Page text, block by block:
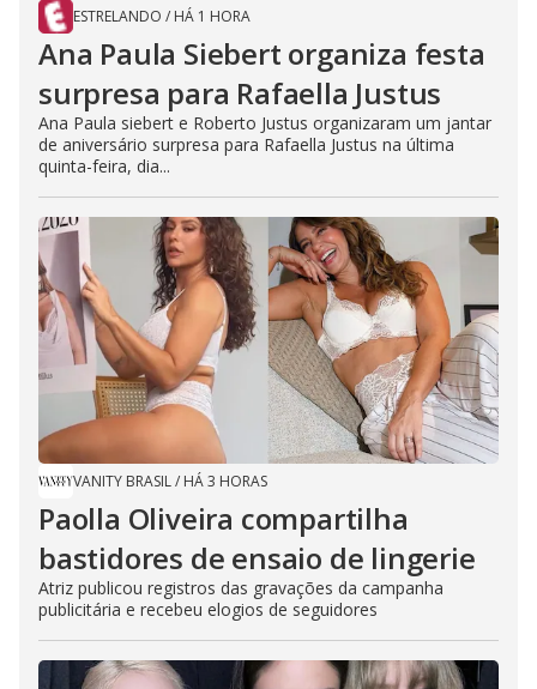
ESTRELANDO / HÁ 1 HORA
Ana Paula Siebert organiza festa
surpresa para Rafaella Justus
Ana Paula siebert e Roberto Justus organizaram um jantar
de aniversário surpresa para Rafaella Justus na última
quinta-feira, dia...
VANITY BRASIL/ HÁ 3 HORAS
Paolla Oliveira compartilha
bastidores de ensaio de lingerie
Atriz publicou registros das gravações da campanha
publicitária e recebeu elogios de seguidores